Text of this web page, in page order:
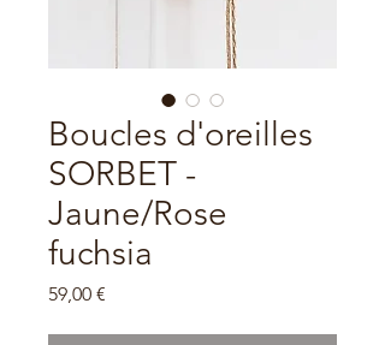
Boucles d'oreilles
SORBET -
Jaune/Rose
fuchsia
59,00 €